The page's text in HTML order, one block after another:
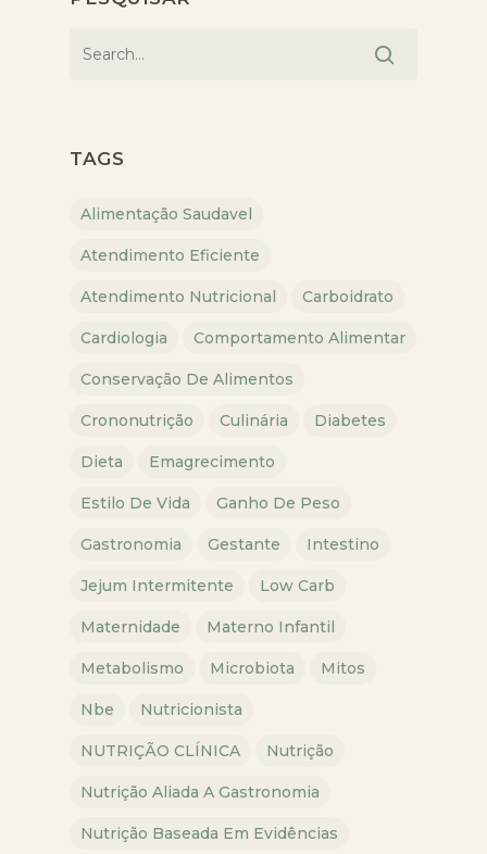
TAGS
Alimentação Saudavel
Atendimento Eficiente
Atendimento Nutricional Carboidrato
Cardiologia Comportamento Alimentar
Conservação De Alimentos
Crononutrição Culinária Diabetes
Dieta Emagrecimento
Estilo De Vida Ganho De Peso
Gastronomia Gestante Intestino
Jejum Intermitente Low Carb
Maternidade Materno Infantil
Metabolismo Microbiota Mitos
Nbe Nutricionista
NUTRIÇÃO CLÍNICA Nutrição
Nutrição Aliada A Gastronomia
Nutrição Baseada Em Evidências